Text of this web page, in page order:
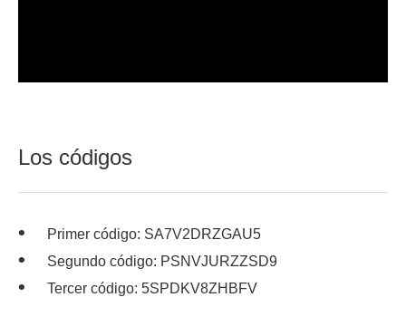
Los códigos
Primer código: SA7V2DRZGAU5
Segundo código: PSNVJURZZSD9
Tercer código: 5SPDKV8ZHBFV